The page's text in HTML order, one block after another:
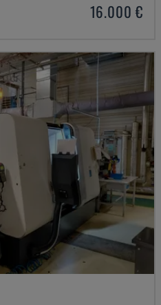
16.000 €